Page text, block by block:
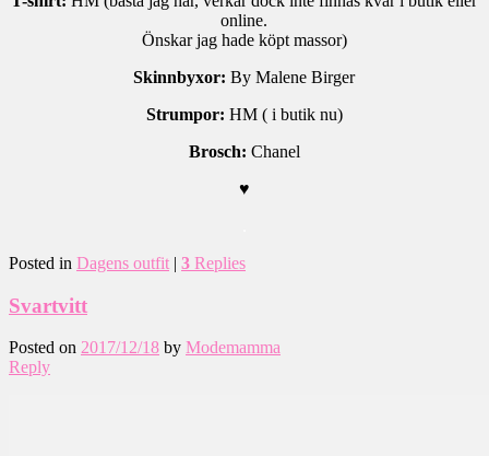
online.
Önskar jag hade köpt massor)
Skinnbyxor: By Malene Birger
Strumpor: HM ( i butik nu)
Brosch: Chanel
♥
Posted in Dagens outfit | 3 Replies
Svartvitt
Posted on 2017/12/18 by Modemamma
Reply